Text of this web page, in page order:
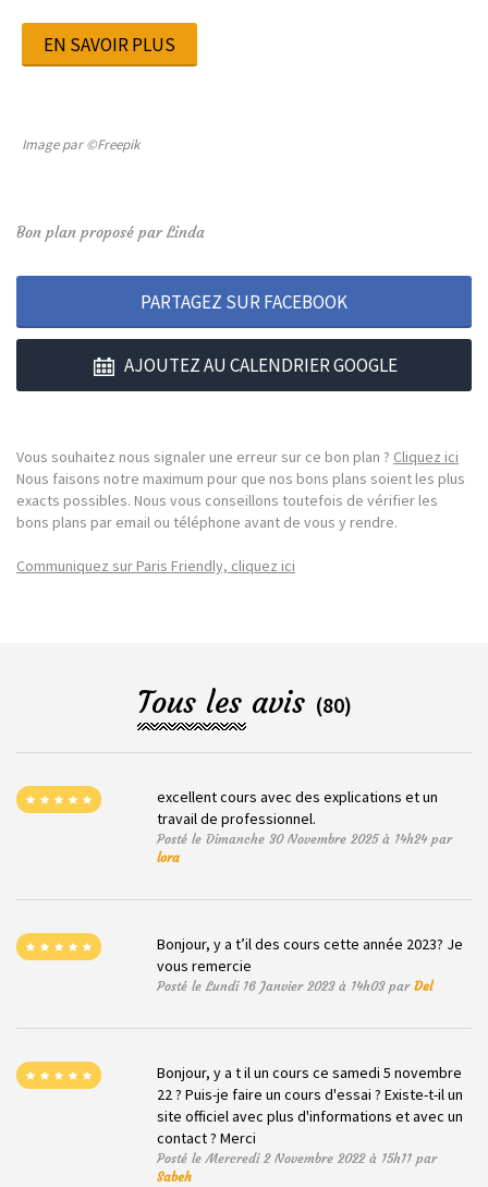
EN SAVOIR PLUS
Image par ©Freepik
Bon plan proposé par Linda
PARTAGEZ SUR FACEBOOK
AJOUTEZ AU CALENDRIER GOOGLE
Vous souhaitez nous signaler une erreur sur ce bon plan ? Cliquez ici
Nous faisons notre maximum pour que nos bons plans soient les plus
exacts possibles. Nous vous conseillons toutefois de vérifier les
bons plans par email ou téléphone avant de vous y rendre.
Communiquez sur Paris Friendly, cliquez ici
Tous les avis (80)
excellent cours avec des explications et un
travail de professionnel.
Posté le Dimanche 30 Novembre 2025 à 14h24 par
lora
Bonjour, y a t’il des cours cette année 2023? Je
vous remercie
Posté le Lundi 16 Janvier 2023 à 14h03 parDel
Bonjour, y a t il un cours ce samedi 5 novembre
22 ? Puis-je faire un cours d'essai ? Existe-t-il un
site officiel avec plus d'informations et avec un
contact ? Merci
Posté le Mercredi 2 Novembre 2022 à 15h11 par
Sabeh